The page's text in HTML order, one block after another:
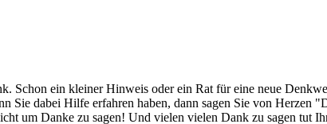
Schon ein kleiner Hinweis oder ein Rat für eine neue
Sie dabei Hilfe erfahren haben, dann sagen Sie von Herzen
um Danke zu sagen! Und vielen vielen Dank zu sagen tut